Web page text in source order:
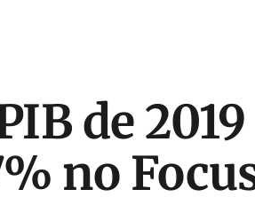
de 2019
no